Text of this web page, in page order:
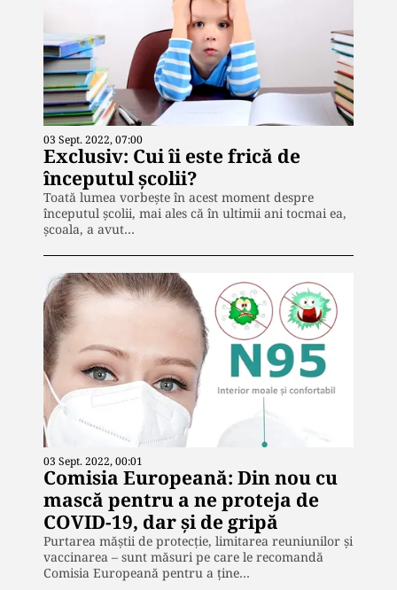
03 Sept. 2022, 07:00
Exclusiv: Cui îi este frică de
începutul școlii?
Toată lumea vorbește în acest moment despre
începutul școlii, mai ales că în ultimii ani tocmai ea,
școala, a avut…
03 Sept. 2022, 00:01
Comisia Europeană: Din nou cu
mască pentru a ne proteja de
COVID-19, dar și de gripă
Purtarea măștii de protecție, limitarea reuniunilor și
vaccinarea – sunt măsuri pe care le recomandă
Comisia Europeană pentru a ține…